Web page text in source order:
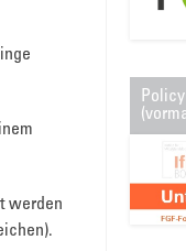
werden